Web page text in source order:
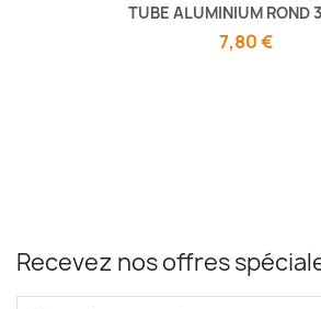
TUBE ALUMINIUM ROND
7,80 €
Recevez nos offres